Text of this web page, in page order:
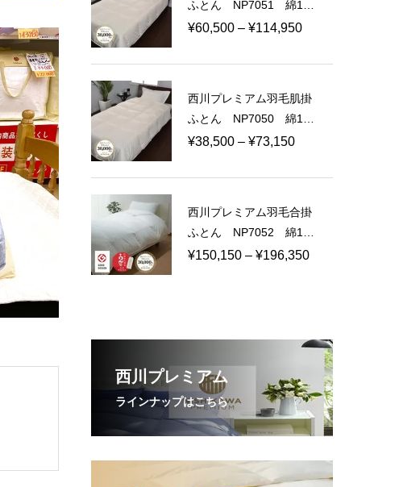
ふとん NP7051 綿10
0％ 60ラムコサテン
¥60,500 – ¥114,950価
帯:
–
西川プレミアム羽毛肌掛
ふとん NP7050 綿10
0％ 60サテン 日本製
¥38,500 – ¥73,150価
帯:
–
西川プレミアム羽毛合掛
ふとん NP7052 綿10
0％ 80ラムコサテン
¥150,150 – ¥196,350価
¥196,350
西川プレミアム
ラインナップはこちら